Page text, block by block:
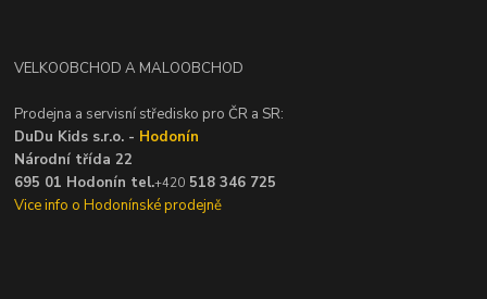
VELKOOBCHOD A MALOOBCHOD
Prodejna a servisní středisko pro ČR a SR:
DuDu Kids s.r.o. - Hodonín
Národní třída 22
695 01 Hodonín tel.+420 518 346 725
Vice info o Hodonínské prodejně